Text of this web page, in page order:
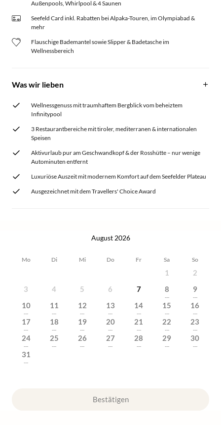
Außenpools, Whirlpool & 4 Saunen
Seefeld Card inkl. Rabatten bei Alpaka-Touren, im Olympiabad &
mehr
Flauschige Bademantel sowie Slipper & Badetasche im
Wellnessbereich
Was wir lieben
Wellnessgenuss mit traumhaftem Bergblick vom beheiztem
Infinitypool
3 Restaurantbereiche mit tiroler, mediterranen & internationalen
Speisen
Aktivurlaub pur am Geschwandkopf & der Rosshütte – nur wenige
Autominuten entfernt
Luxuriöse Auszeit mit modernem Komfort auf dem Seefelder Plateau
Ausgezeichnet mit dem Travellers' Choice Award
August 2026
Mo Di Mi Do Fr Sa So
1
2
3
4 5 6 7 8
---
9
---
10
---
11
---
12
---
13
---
14
---
15
---
16
---
17
---
18
---
19
---
20
---
21
---
22
---
23
---
24
---
25
---
26
---
27
---
28
---
29
---
30
---
31
---
Bestätigen